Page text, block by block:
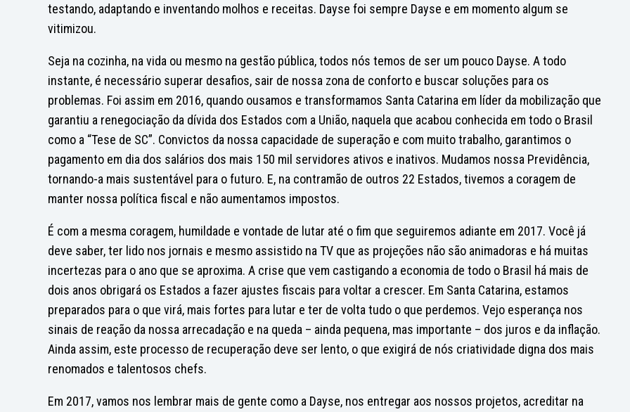
testando, adaptando e inventando molhos e receitas. Dayse foi sempre Dayse e em momento algum se
vitimizou.
Seja na cozinha, na vida ou mesmo na gestão pública, todos nós temos de ser um pouco Dayse. A todo
instante, é necessário superar desafios, sair de nossa zona de conforto e buscar soluções para os
problemas. Foi assim em 2016, quando ousamos e transformamos Santa Catarina em líder da mobilização que
garantiu a renegociação da dívida dos Estados com a União, naquela que acabou conhecida em todo o Brasil
como a “Tese de SC”. Convictos da nossa capacidade de superação e com muito trabalho, garantimos o
pagamento em dia dos salários dos mais 150 mil servidores ativos e inativos. Mudamos nossa Previdência,
tornando-a mais sustentável para o futuro. E, na contramão de outros 22 Estados, tivemos a coragem de
manter nossa política fiscal e não aumentamos impostos.
É com a mesma coragem, humildade e vontade de lutar até o fim que seguiremos adiante em 2017. Você já
deve saber, ter lido nos jornais e mesmo assistido na TV que as projeções não são animadoras e há muitas
incertezas para o ano que se aproxima. A crise que vem castigando a economia de todo o Brasil há mais de
dois anos obrigará os Estados a fazer ajustes fiscais para voltar a crescer. Em Santa Catarina, estamos
preparados para o que virá, mais fortes para lutar e ter de volta tudo o que perdemos. Vejo esperança nos
sinais de reação da nossa arrecadação e na queda – ainda pequena, mas importante – dos juros e da inflação.
Ainda assim, este processo de recuperação deve ser lento, o que exigirá de nós criatividade digna dos mais
renomados e talentosos chefs.
Em 2017, vamos nos lembrar mais de gente como a Dayse, nos entregar aos nossos projetos, acreditar na